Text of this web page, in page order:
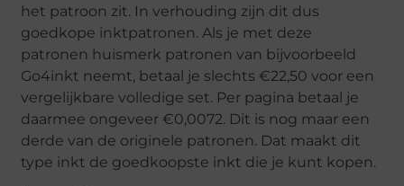
het patroon zit. In verhouding zijn dit dus
goedkope inktpatronen. Als je met deze
patronen huismerk patronen van bijvoorbeeld
Go4inkt neemt, betaal je slechts €22,50 voor een
vergelijkbare volledige set. Per pagina betaal je
daarmee ongeveer €0,0072. Dit is nog maar een
derde van de originele patronen. Dat maakt dit
type inkt de goedkoopste inkt die je kunt kopen.